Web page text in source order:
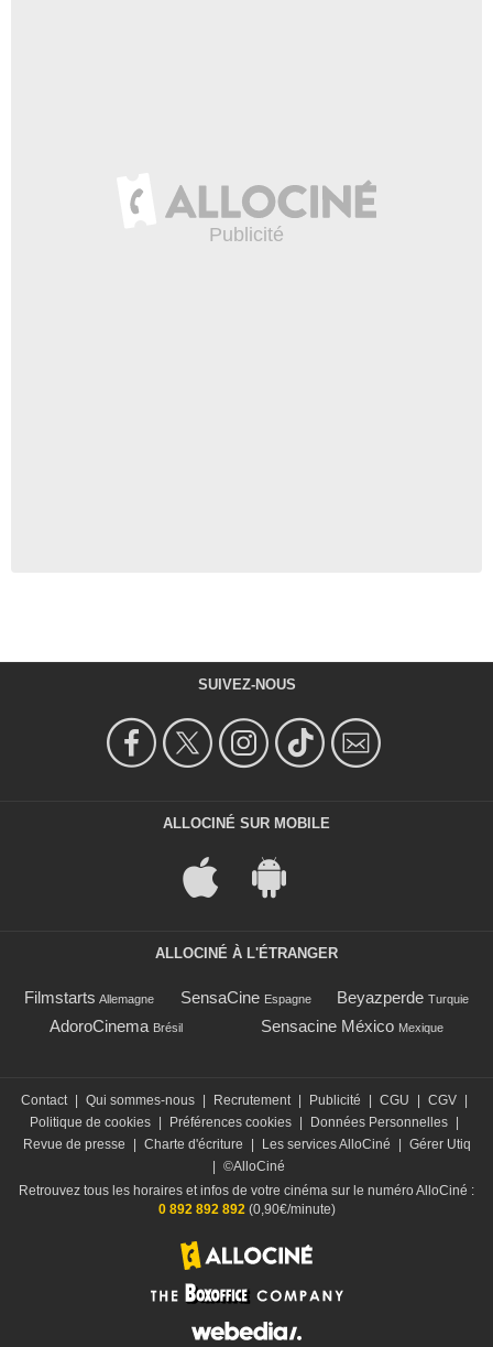
SUIVEZ-NOUS
ALLOCINÉ SUR MOBILE
ALLOCINÉ À L'ÉTRANGER
Filmstarts Allemagne SensaCine Espagne Beyazperde Turquie
AdoroCinema Brésil Sensacine México Mexique
Contact Qui sommes-nous Recrutement Publicité CGU CGV
Politique de cookies
Préférences cookies Données Personnelles
Revue de presse
Charte d'écriture Les services AlloCiné
Gérer Utiq
©AlloCiné
Retrouvez tous les horaires et infos de votre cinéma sur le numéro AlloCiné :
0 892 892 892(0,90€/minute)